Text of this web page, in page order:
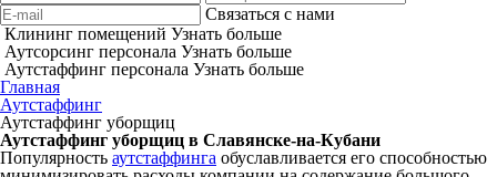
Связаться с нами
Клининг помещений Узнать больше
Аутсорсинг персонала Узнать больше
Аутстаффинг персонала Узнать больше
Главная
Аутстаффинг
Аутстаффинг уборщиц
Аутстаффинг уборщиц в Славянске-на-Кубани
Популярность аутстаффинга обуславливается его способностью